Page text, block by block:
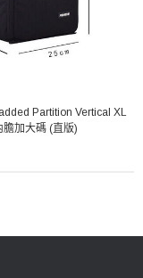
Partition Vertical XL
膽加大碼 (直版)